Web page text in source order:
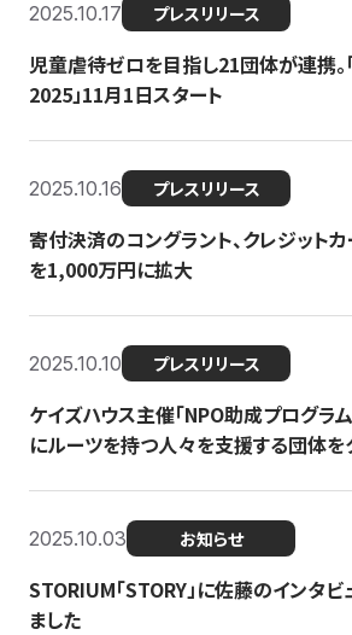
2025.10.17 プレスリリース
児童虐待ゼロを目指し21団体が連携。
2025」11月1日スタート
2025.10.16 プレスリリース
寄付決済のコングラント、クレジット
を1,000万円に拡大
2025.10.10 プレスリリース
ケイズハウス主催「NPO助成プログラ
にルーツを持つ人々を支援する団体を
2025.10.03 お知らせ
STORIUM「STORY」に佐藤のインタ
ました